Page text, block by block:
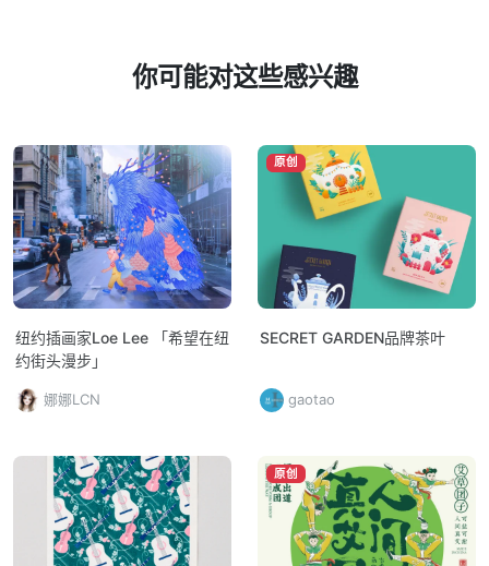
你可能对这些感兴趣
纽约插画家Loe Lee 「希望在纽
约街头漫步」
娜娜LCN
原创
SECRET GARDEN品牌茶叶
gaotao
原创